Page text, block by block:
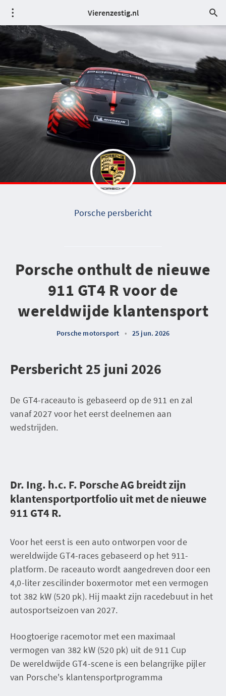
Vierenzestig.nl
Porsche persbericht
Porsche onthult de nieuwe
911 GT4 R voor de
wereldwijde klantensport
Porsche motorsport • 25 jun. 2026
Persbericht 25 juni 2026
De GT4-raceauto is gebaseerd op de 911 en zal
vanaf 2027 voor het eerst deelnemen aan
wedstrijden.
Dr. Ing. h.c. F. Porsche AG breidt zijn
klantensportportfolio uit met de nieuwe
911 GT4 R.
Voor het eerst is een auto ontworpen voor de
wereldwijde GT4-races gebaseerd op het 911-
platform. De raceauto wordt aangedreven door een
4,0-liter zescilinder boxermotor met een vermogen
tot 382 kW (520 pk). Hij maakt zijn racedebuut in het
autosportseizoen van 2027.
Hoogtoerige racemotor met een maximaal
vermogen van 382 kW (520 pk) uit de 911 Cup
De wereldwijde GT4-scene is een belangrijke pijler
van Porsche's klantensportprogramma